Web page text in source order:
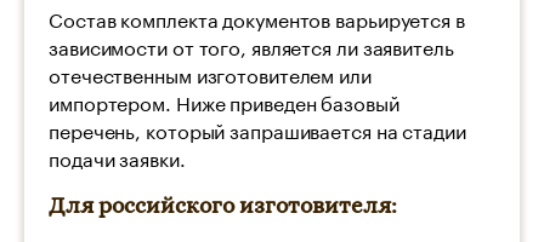
Состав комплекта документов варьируется в
зависимости от того, является ли заявитель
отечественным изготовителем или
импортером. Ниже приведен базовый
перечень, который запрашивается на стадии
подачи заявки.
Для российского изготовителя: